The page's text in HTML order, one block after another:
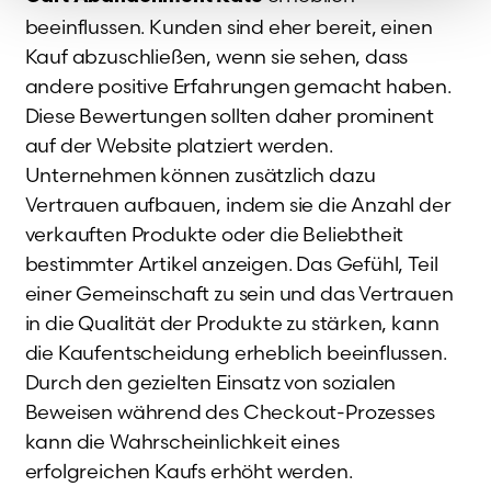
beeinflussen. Kunden sind eher bereit, einen
Kauf abzuschließen, wenn sie sehen, dass
andere positive Erfahrungen gemacht haben.
Diese Bewertungen sollten daher prominent
auf der Website platziert werden.
Unternehmen können zusätzlich dazu
Vertrauen aufbauen, indem sie die Anzahl der
verkauften Produkte oder die Beliebtheit
bestimmter Artikel anzeigen. Das Gefühl, Teil
einer Gemeinschaft zu sein und das Vertrauen
in die Qualität der Produkte zu stärken, kann
die Kaufentscheidung erheblich beeinflussen.
Durch den gezielten Einsatz von sozialen
Beweisen während des Checkout-Prozesses
kann die Wahrscheinlichkeit eines
erfolgreichen Kaufs erhöht werden.